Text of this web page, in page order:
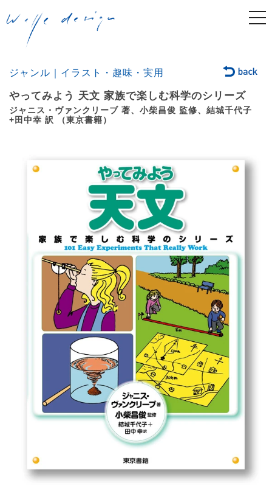
ジャンル｜イラスト・趣味・実用
やってみよう 天文 家族で楽しむ科学のシリーズ
ジャニス・ヴァンクリーブ 著、小柴昌俊 監修、結城千代子
+田中幸 訳 （東京書籍）